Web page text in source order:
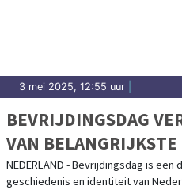
3 mei 2025, 12:55 uur
BEVRIJDINGSDAG
VAN
JAAR
NEDERLAND - Bevrijdingsdag is
geschiedenis en identiteit van